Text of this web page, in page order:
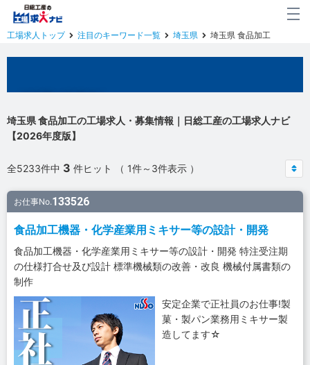
工場求人トップ 注目のキーワード一覧 埼玉県 埼玉県 食品加工
埼玉県 食品加工の工場求人・募集情報｜日総工産の工場求人ナビ
【2026年度版】
全5233件中 3 件ヒット （ 1件～3件表示 ）
お仕事No.133526
食品加工機器・化学産業用ミキサー等の設計・開発
食品加工機器・化学産業用ミキサー等の設計・開発 特注受注期
の仕様打合せ及び設計 標準機械類の改善・改良 機械付属書類の
制作
安定企業で正社員のお仕事!製
菓・製パン業務用ミキサー製
造してます☆